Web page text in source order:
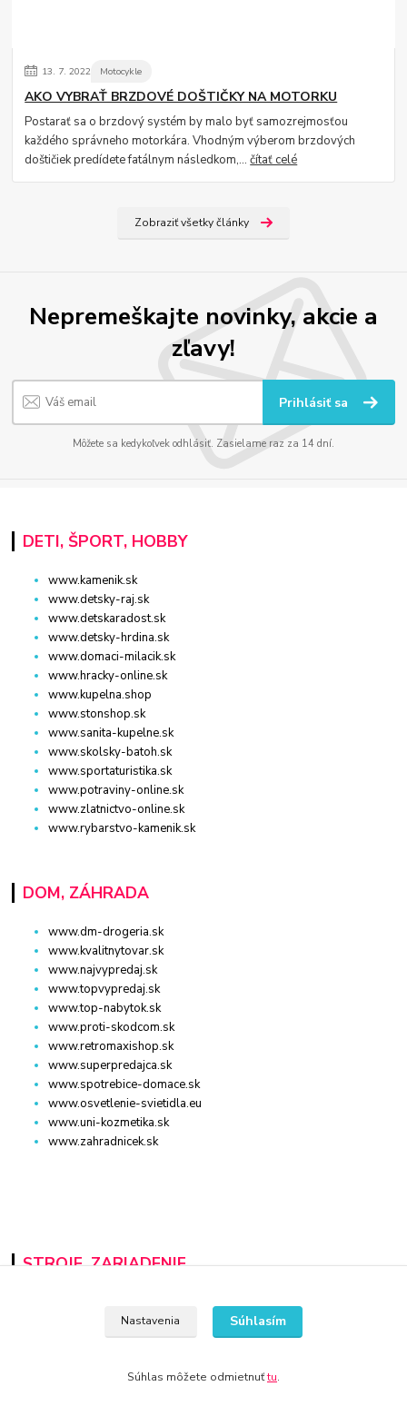
13. 7. 2022 Motocykle
AKO VYBRAŤ BRZDOVÉ DOŠTIČKY NA MOTORKU
Postarať sa o brzdový systém by malo byť samozrejmosťou
každého správneho motorkára. Vhodným výberom brzdových
doštičiek predídete fatálnym následkom,...čítať celé
Zobraziť všetky články
Nepremeškajte novinky, akcie a
zľavy!
Prihlásiť sa
Môžete sa kedykoľvek odhlásiť. Zasielame raz za 14 dní.
DETI, ŠPORT, HOBBY
www.kamenik.sk
www.detsky-raj.sk
www.detskaradost.sk
www.detsky-hrdina.sk
www.domaci-milacik.sk
www.hracky-online.sk
www.kupelna.shop
www.stonshop.sk
www.sanita-kupelne.sk
www.skolsky-batoh.sk
www.sportaturistika.sk
www.potraviny-online.sk
www.zlatnictvo-online.sk
www.rybarstvo-kamenik.sk
DOM, ZÁHRADA
www.dm-drogeria.sk
www.kvalitnytovar.sk
www.najvypredaj.sk
www.topvypredaj.sk
www.top-nabytok.sk
www.proti-skodcom.sk
www.retromaxishop.sk
www.superpredajca.sk
www.spotrebice-domace.sk
www.osvetlenie-svietidla.eu
www.uni-kozmetika.sk
www.zahradnicek.sk
STROJE, ZARIADENIE
www.auto-techna.sk
www.moto-diel.sk
www.polno-stroje.sk
Nastavenia Súhlasím
Súhlas môžete odmietnuťtu.